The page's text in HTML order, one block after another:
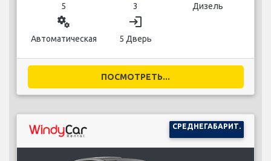
5 3 Дизель
miscellaneous_services
Автоматическая
login
5 Дверь
ПОСМОТРЕТЬ...
СРЕДНЕГАБАРИТ.